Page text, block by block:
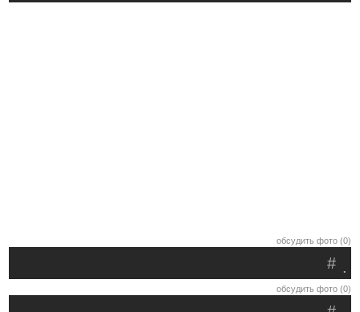
обсудить фото (0)
.
#
обсудить фото (0)